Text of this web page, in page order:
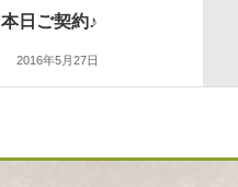
本日ご契約♪
2016年5月27日